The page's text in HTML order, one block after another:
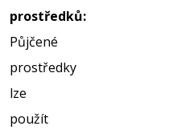
prostředků:
Půjčené
prostředky
lze
použít